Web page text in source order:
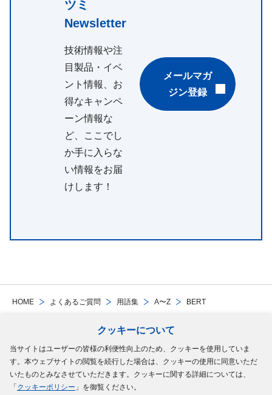
クッキーについて
当サイトはユーザーの皆様の利便性向上のため、クッキーを使用していま
す。本ウェブサイトの閲覧を続行した場合は、クッキーの使用に同意いただ
いたものとみなさせていただきます。クッキーに関する詳細については、
「 クッキーポリシー 」を御覧ください。
HOME よくあるご質問 用語集 A〜Z BERT
ツミ
Newsletter
技術情報や注
目製品・イベ
ント情報、お
得なキャンペ
ーン情報な
ど、ここでし
か手に入らな
い情報をお届
けします！
メールマガ
ジン登録
サイトマップご利用規約個人情報の保護についてクッキーポリシー
ソーシャルメディアポリシー